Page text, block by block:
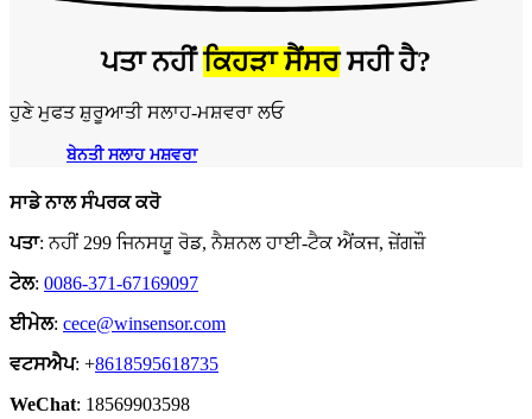
ਪਤਾ ਨਹੀਂਕਿਹੜਾ ਸੈਂਸਰਸਹੀ ਹੈ?
ਹੁਣੇ ਮੁਫਤ ਸ਼ੁਰੂਆਤੀ ਸਲਾਹ-ਮਸ਼ਵਰਾ ਲਓ
ਬੇਨਤੀ ਸਲਾਹ ਮਸ਼ਵਰਾ
ਸਾਡੇ ਨਾਲ ਸੰਪਰਕ ਕਰੋ
ਪਤਾ: ਨਹੀਂ 299 ਜਿਨਸਯੂ ਰੋਡ, ਨੈਸ਼ਨਲ ਹਾਈ-ਟੈਕ ਐਂਕਜ, ਜ਼ੇਂਗਜ਼ੌ
ਟੇਲ: 0086-371-67169097
ਈਮੇਲ: cece@winsensor.com
ਵਟਸਐਪ: +8618595618735
WeChat: 18569903598